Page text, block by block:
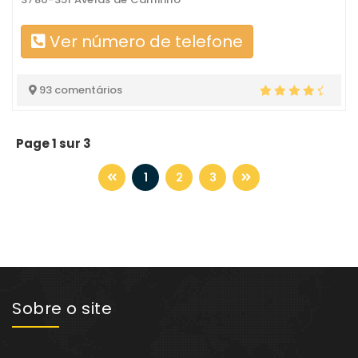
Ver número de telefone
93 comentários
Page 1 sur 3
1 2 3
Sobre o site